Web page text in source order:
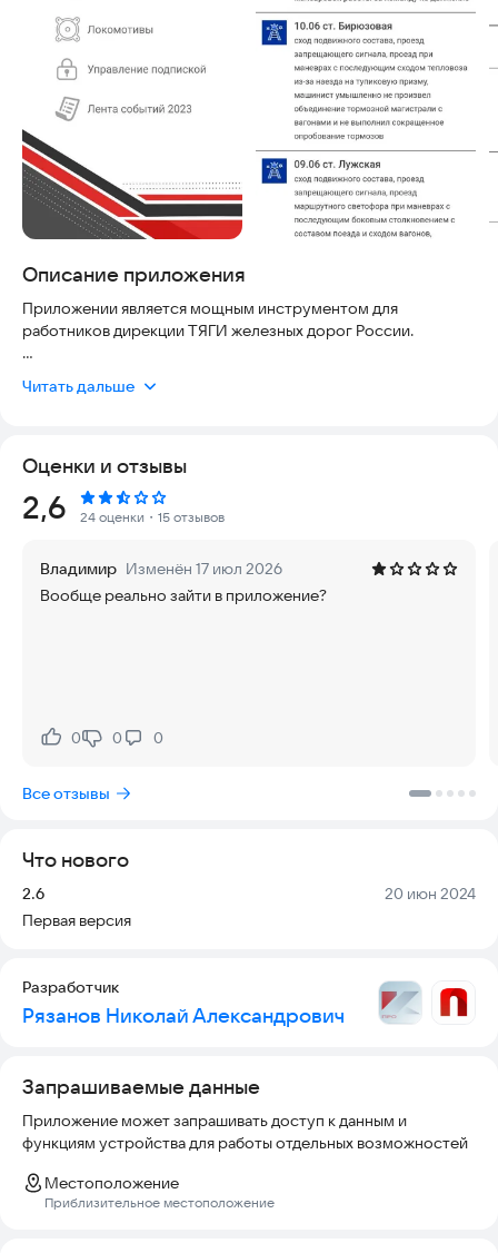
Описание приложения
Приложении является мощным инструментом для
работников дирекции ТЯГИ железных дорог России.
проработана нормативная база для машинистов и их
посвящена эксплуатации локомотивов, мотор-вагонного
подвижного состава, специального самоходного
подвижного состава на железных дорогах Российской
Следует отметить, что команда разработчиков постоянно
следит за изменениями нормативной базы, инструкций,
МВПС и ССПС.
сфере безопасности движения и охраны труда с 2022 года.
сфере безопасности движения и охраны труда в текущем
году.
Внимание! Приложение является частной интеллектуальной
основании платной ежемесячной подписки. Оформить или
отменить действующую подписку можно прямо в
связью, где можно задать любой вопрос по работе,
высказать мнение, поделиться мыслями по поводу развития
приложения.
Читать дальше
Оценки и отзывы
Рейтинг:
2,6 24 оценки ・15 отзывов
Владимир Изменён 17 июл 2026
Вообще реально зайти в приложение?
Нравится:
0Не нравится:
0 0
Все отзывы
Что нового
Версия:
2.6 Дата:
20 июн 2024
Первая версия
Разработчик
Рязанов Николай Александрович
Запрашиваемые данные
Приложение может запрашивать доступ к данным и
функциям устройства для работы отдельных возможностей
Местоположение
Приблизительное местоположение